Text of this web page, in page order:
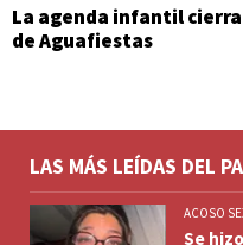
La agenda infantil
de Aguafiestas
LAS MÁS LEÍDAS DEL
ACOSO
Se